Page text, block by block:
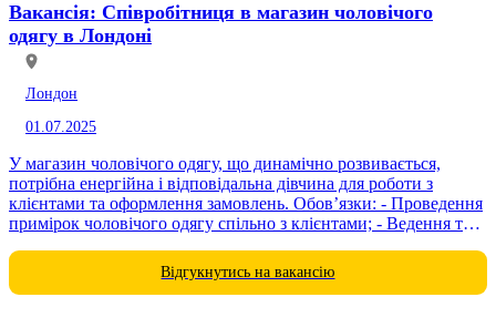
Вакансія: Співробітниця в магазин чоловічого
одягу в Лондоні
Лондон
01.07.2025
У магазин чоловічого одягу, що динамічно розвивається,
потрібна енергійна і відповідальна дівчина для роботи з
клієнтами та оформлення замовлень. Обов’язки: - Проведення
примірок чоловічого одягу спільно з клієнтами; - Ведення та
Відгукнутись на вакансію